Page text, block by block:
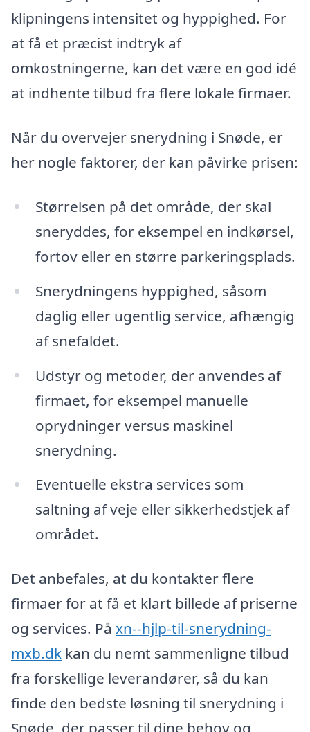
klipningens intensitet og hyppighed. For
at få et præcist indtryk af
omkostningerne, kan det være en god idé
at indhente tilbud fra flere lokale firmaer.
Når du overvejer snerydning i Snøde, er
her nogle faktorer, der kan påvirke prisen:
Størrelsen på det område, der skal
sneryddes, for eksempel en indkørsel,
fortov eller en større parkeringsplads.
Snerydningens hyppighed, såsom
daglig eller ugentlig service, afhængig
af snefaldet.
Udstyr og metoder, der anvendes af
firmaet, for eksempel manuelle
oprydninger versus maskinel
snerydning.
Eventuelle ekstra services som
saltning af veje eller sikkerhedstjek af
området.
Det anbefales, at du kontakter flere
firmaer for at få et klart billede af priserne
og services. På xn--hjlp-til-snerydning-
mxb.dk kan du nemt sammenligne tilbud
fra forskellige leverandører, så du kan
finde den bedste løsning til snerydning i
Snøde, der passer til dine behov og